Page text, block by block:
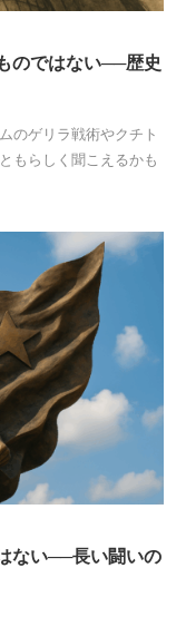
のではない──歴史
のゲリラ戦術やクチト
もらしく聞こえるかも
ない──長い闘いの